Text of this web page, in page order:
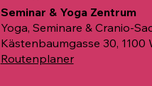
Seminar & Yoga Zentrum
Yoga, Seminare & Cranio-
Kästenbaumgasse 30, 1100
Routenplaner